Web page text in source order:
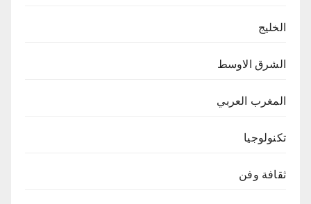
الخليج
الشرق الاوسط
المغرب العربي
تكنولوجيا
ثقافة وفن